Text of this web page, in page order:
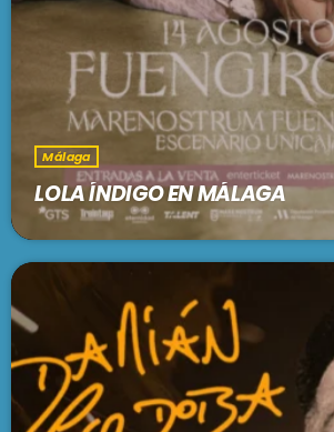
BRUNCH
1:00 pm - 3:00 pm
Málaga
LOLA ÍNDIGO EN MÁLAGA